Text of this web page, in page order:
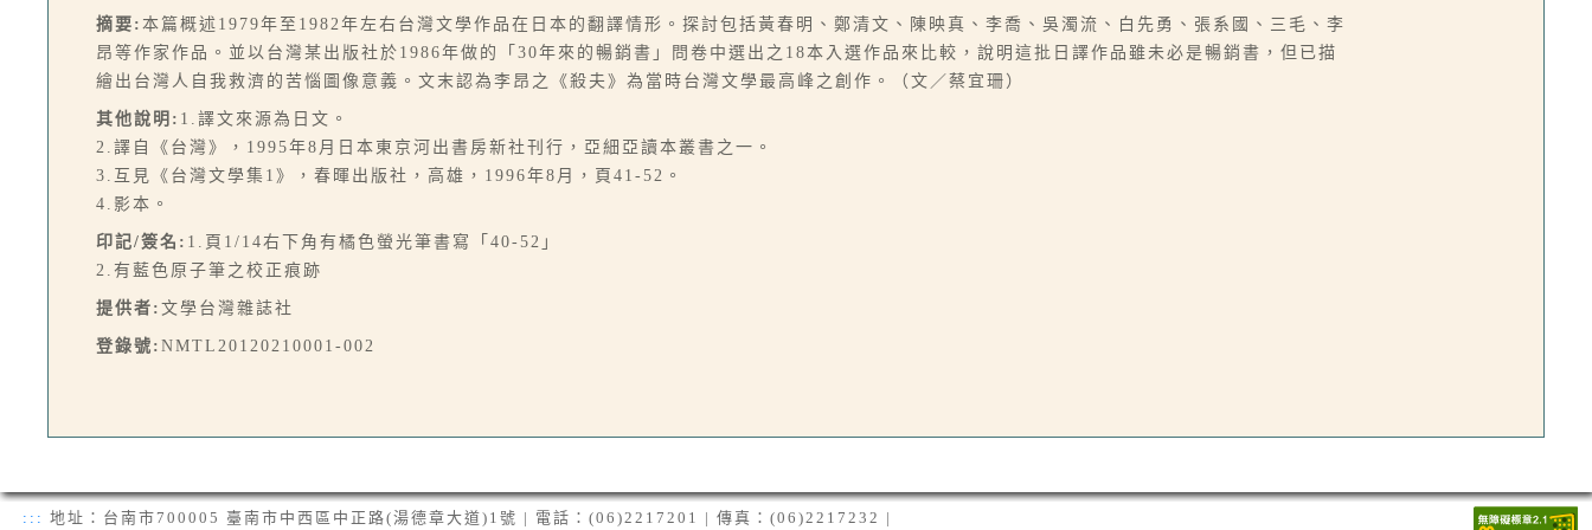
摘要: 本篇概述1979年至1982年左右台灣文學作品在日本的翻譯情形。探討包括黃春明、鄭清文、陳映真、李喬、吳濁流、白先勇、張系國、三毛、李
昂等作家作品。並以台灣某出版社於1986年做的「30年來的暢銷書」問卷中選出之18本入選作品來比較，說明這批日譯作品雖未必是暢銷書，但已描
繪出台灣人自我救濟的苦惱圖像意義。文末認為李昂之《殺夫》為當時台灣文學最高峰之創作。（文／蔡宜珊）
其他說明: 1.譯文來源為日文。
2.譯自《台灣》，1995年8月日本東京河出書房新社刊行，亞細亞讀本叢書之一。
3.互見《台灣文學集1》，春暉出版社，高雄，1996年8月，頁41-52。
4.影本。
印記/簽名: 1.頁1/14右下角有橘色螢光筆書寫「40-52」
2.有藍色原子筆之校正痕跡
提供者: 文學台灣雜誌社
登錄號: NMTL20120210001-002
::: 地址：台南市700005 臺南市中西區中正路(湯德章大道)1號 | 電話：(06)2217201 | 傳真：(06)2217232 |